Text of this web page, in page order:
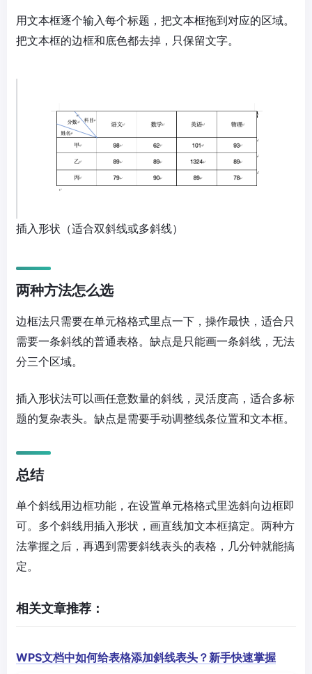
用文本框逐个输入每个标题，把文本框拖到对应的区域。
把文本框的边框和底色都去掉，只保留文字。
插入形状（适合双斜线或多斜线）
两种方法怎么选
边框法只需要在单元格格式里点一下，操作最快，适合只
需要一条斜线的普通表格。缺点是只能画一条斜线，无法
分三个区域。
插入形状法可以画任意数量的斜线，灵活度高，适合多标
题的复杂表头。缺点是需要手动调整线条位置和文本框。
总结
单个斜线用边框功能，在设置单元格格式里选斜向边框即
可。多个斜线用插入形状，画直线加文本框搞定。两种方
法掌握之后，再遇到需要斜线表头的表格，几分钟就能搞
定。
相关文章推荐：
WPS文档中如何给表格添加斜线表头？新手快速掌握